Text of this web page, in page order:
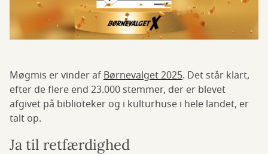
Møgmis er vinder afBørnevalget 2025. Det står klart,
efter de flere end 23.000 stemmer, der er blevet
afgivet på biblioteker og i kulturhuse i hele landet, er
talt op.
Ja til retfærdighed